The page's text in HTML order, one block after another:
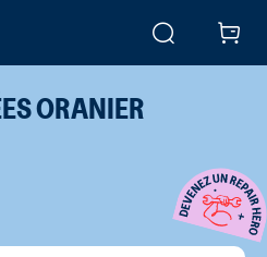
ORANIER